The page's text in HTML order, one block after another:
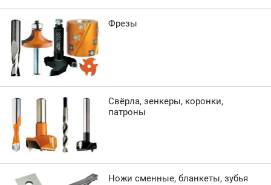
Фрезы
Свёрла, зенкеры, коронки,
патроны
Ножи сменные, бланкеты, зубья